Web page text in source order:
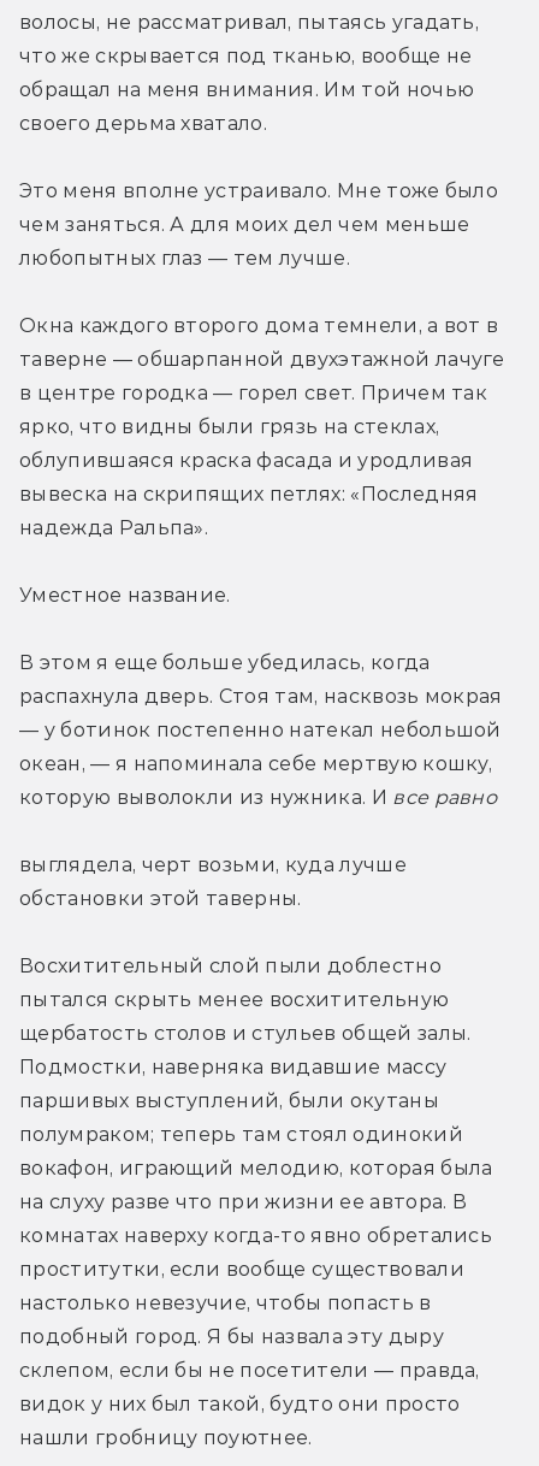
волосы, не рассматривал, пытаясь угадать,
что же скрывается под тканью, вообще не
обращал на меня внимания. Им той ночью
своего дерьма хватало.
Это меня вполне устраивало. Мне тоже было
чем заняться. А для моих дел чем меньше
любопытных глаз — тем лучше.
Окна каждого второго дома темнели, а вот в
таверне — обшарпанной двухэтажной лачуге
в центре городка — горел свет. Причем так
ярко, что видны были грязь на стеклах,
облупившаяся краска фасада и уродливая
вывеска на скрипящих петлях: «Последняя
надежда Ральпа».
Уместное название.
В этом я еще больше убедилась, когда
распахнула дверь. Стоя там, насквозь мокрая
— у ботинок постепенно натекал небольшой
океан, — я напоминала себе мертвую кошку,
которую выволокли из нужника. И все равно
выглядела, черт возьми, куда лучше
обстановки этой таверны.
Восхитительный слой пыли доблестно
пытался скрыть менее восхитительную
щербатость столов и стульев общей залы.
Подмостки, наверняка видавшие массу
паршивых выступлений, были окутаны
полумраком; теперь там стоял одинокий
вокафон, играющий мелодию, которая была
на слуху разве что при жизни ее автора. В
комнатах наверху когда-то явно обретались
проститутки, если вообще существовали
настолько невезучие, чтобы попасть в
подобный город. Я бы назвала эту дыру
склепом, если бы не посетители — правда,
видок у них был такой, будто они просто
нашли гробницу поуютнее.